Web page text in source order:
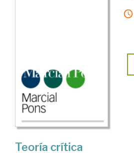
Teoría crítica